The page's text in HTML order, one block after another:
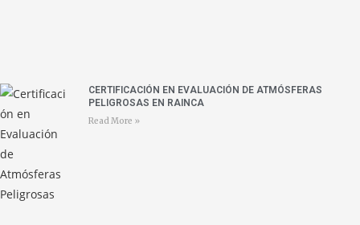
CERTIFICACIÓN EN EVALUACIÓN DE ATMÓSFERAS
PELIGROSAS EN RAINCA
Read More »